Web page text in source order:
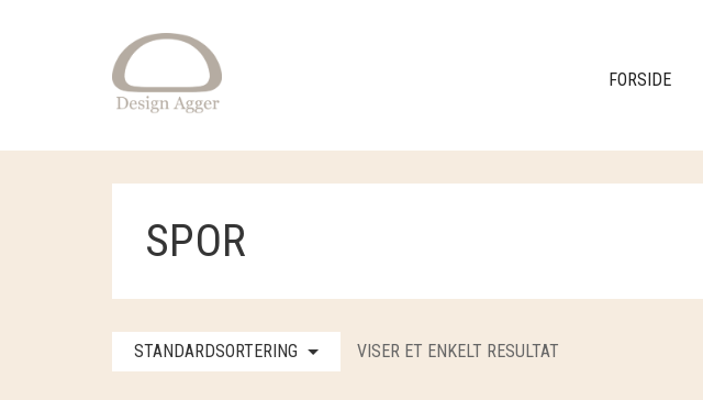
FORSIDE
SPOR
STANDARDSORTERING VISER ET ENKELT RESULTAT